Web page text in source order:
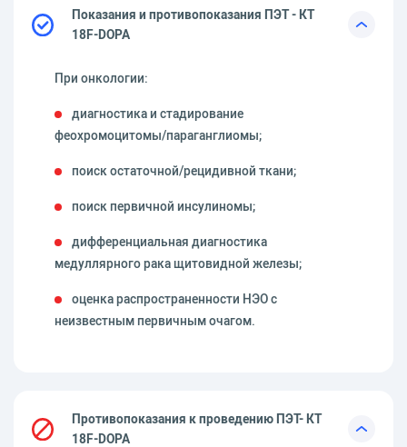
Показания и противопоказания ПЭТ - КТ
18F-DOPA
При онкологии:
диагностика и стадирование
феохромоцитомы/параганглиомы;
поиск остаточной/рецидивной ткани;
поиск первичной инсулиномы;
дифференциальная диагностика
медуллярного рака щитовидной железы;
оценка распространенности НЭО с
неизвестным первичным очагом.
Противопоказания к проведению ПЭТ- КТ
18F-DOPA